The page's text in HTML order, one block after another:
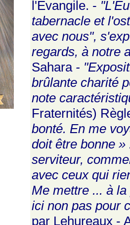
l'Evangile. -
tabernacle et
avec nous",
regards, à notre
Sahara -
brûlante charité
note
Fraternités)
bonté. En me
doit être bonne
serviteur,
avec ceux qui
Me mettre ... à
ici non pas pour
par Lehureaux -